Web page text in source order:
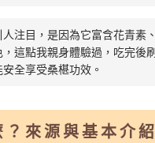
注目，是因為它富含花青素
這點我親身體驗過，吃完後
全享受桑椹功效。
來源與基本介紹